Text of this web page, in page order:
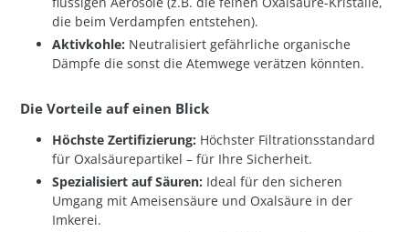
die beim Verdampfen entstehen).
Aktivkohle: Neutralisiert gefährliche organische
Dämpfe die sonst die Atemwege verätzen könnten.
Die Vorteile auf einen Blick
Höchste Zertifizierung: Höchster Filtrationsstandard
für Oxalsäurepartikel – für Ihre Sicherheit.
Spezialisiert auf Säuren: Ideal für den sicheren
Umgang mit Ameisensäure und Oxalsäure in der
Imkerei.